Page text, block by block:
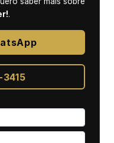
.